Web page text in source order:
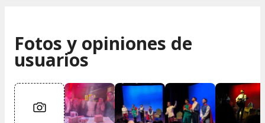
Fotos y opiniones de
usuarios